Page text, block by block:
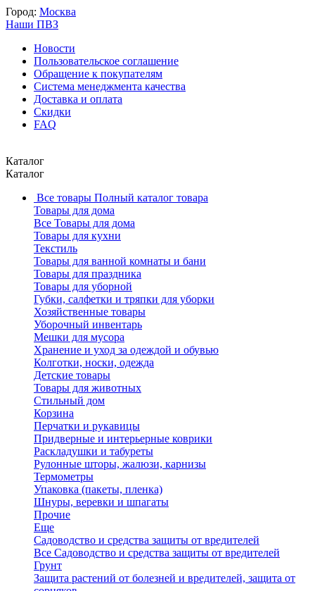
Город: Москва
Наши ПВЗ
Новости
Пользовательское соглашение
Обращение к покупателям
Система менеджмента качества
Доставка и оплата
Скидки
FAQ
Каталог
Каталог
Все товары Полный каталог товара
Товары для дома
Все Товары для дома
Товары для кухни
Текстиль
Товары для ванной комнаты и бани
Товары для праздника
Товары для уборной
Губки, салфетки и тряпки для уборки
Хозяйственные товары
Уборочный инвентарь
Мешки для мусора
Хранение и уход за одеждой и обувью
Колготки, носки, одежда
Детские товары
Товары для животных
Стильный дом
Корзина
Перчатки и рукавицы
Придверные и интерьерные коврики
Раскладушки и табуреты
Рулонные шторы, жалюзи, карнизы
Термометры
Упаковка (пакеты, пленка)
Шнуры, веревки и шпагаты
Прочие
Еще
Садоводство и средства защиты от вредителей
Все Садоводство и средства защиты от вредителей
Грунт
Защита растений от болезней и вредителей, защита от